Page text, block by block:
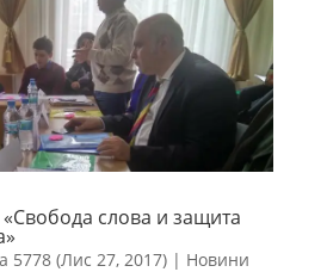
слова и защита
5778 (Лис 27, 2017)| Новини